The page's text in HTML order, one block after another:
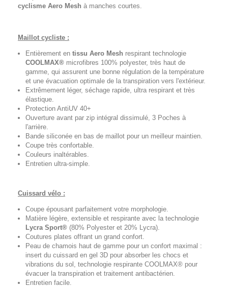
cyclisme Aero Mesh à manches courtes.
Maillot cycliste :
Entièrement en tissu Aero Mesh respirant technologie
COOLMAX® microfibres 100% polyester, très haut de
gamme, qui assurent une bonne régulation de la température
et une évacuation optimale de la transpiration vers l'extérieur.
Extrêmement léger, séchage rapide, ultra respirant et très
élastique.
Protection AntiUV 40+
Ouverture avant par zip intégral dissimulé, 3 Poches à
l'arrière.
Bande siliconée en bas de maillot pour un meilleur maintien.
Coupe très confortable.
Couleurs inaltérables.
Entretien ultra-simple.
Cuissard vélo :
Coupe épousant parfaitement votre morphologie.
Matière légère, extensible et respirante avec la technologie
Lycra Sport® (80% Polyester et 20% Lycra).
Coutures plates offrant un grand confort.
Peau de chamois haut de gamme pour un confort maximal :
insert du cuissard en gel 3D pour absorber les chocs et
vibrations du sol, technologie respirante COOLMAX® pour
évacuer la transpiration et traitement antibactérien.
Entretien facile.